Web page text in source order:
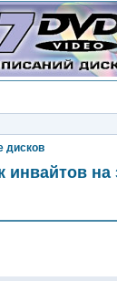
дисков